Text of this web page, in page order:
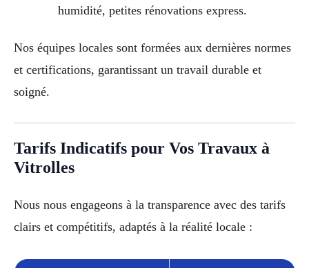
humidité, petites rénovations express.
Nos équipes locales sont formées aux dernières normes
et certifications, garantissant un travail durable et
soigné.
Tarifs Indicatifs pour Vos Travaux à
Vitrolles
Nous nous engageons à la transparence avec des tarifs
clairs et compétitifs, adaptés à la réalité locale :